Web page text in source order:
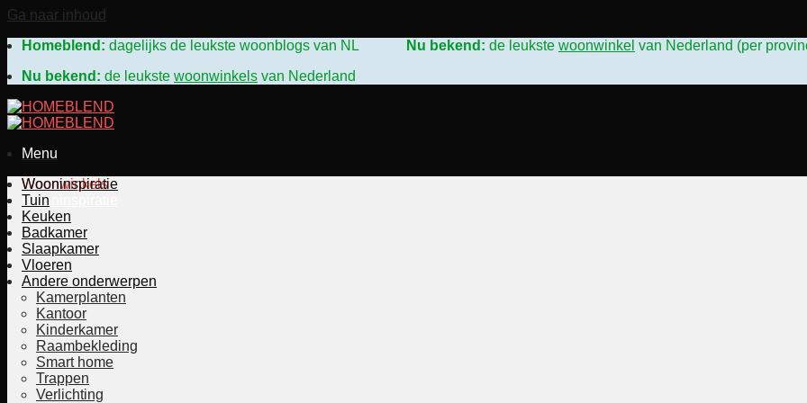
Ga naar inhoud
Homeblend: dagelijks de leukste woonblogs van NL Nu bekend: de leukste woonwinkel van Nederland (per
Nu bekend: de leukste woonwinkels van Nederland
Menu
Woonwinkels
Wooninspiratie
Wooninspiratie
Tuin
Keuken
Badkamer
Slaapkamer
Vloeren
Andere onderwerpen
Kamerplanten
Kantoor
Kinderkamer
Raambekleding
Smart home
Trappen
Verlichting